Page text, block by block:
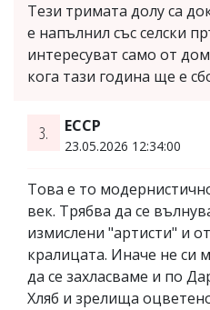
Тези тримата долу са
е напълнил със селски
интересуват само от
кога тази година ще е
3. ЕССР
23.05.2026 12:34:00
Това е то
век. Трябва да се
измислени "артисти" и
кралицата. Иначе не си
да се захласваме и по
Хляб и зрелища